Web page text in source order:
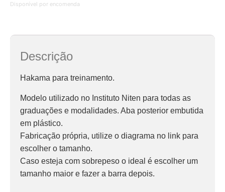
Disponível por encomenda
Descrição
Hakama para treinamento.
Modelo utilizado no Instituto Niten para todas as
graduações e modalidades. Aba posterior embutida
em plástico.
Fabricação própria, utilize o diagrama no link para
escolher o tamanho.
Caso esteja com sobrepeso o ideal é escolher um
tamanho maior e fazer a barra depois.